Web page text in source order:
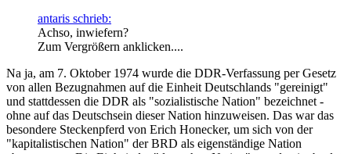
antaris schrieb:
Achso, inwiefern?
Zum Vergrößern anklicken....
Na ja, am 7. Oktober 1974 wurde die DDR-Verfassung per Gesetz
von allen Bezugnahmen auf die Einheit Deutschlands "gereinigt"
und stattdessen die DDR als "sozialistische Nation" bezeichnet -
ohne auf das Deutschsein dieser Nation hinzuweisen. Das war das
besondere Steckenpferd von Erich Honecker, um sich von der
"kapitalistischen Nation" der BRD als eigenständige Nation